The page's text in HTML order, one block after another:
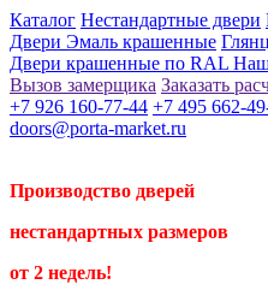
Каталог Нестандартные двери
Двери Эмаль крашенные
Двери крашенные по RAL
Вызов замерщика Заказать
+7 926 160-77-44 +7 495 662-
doors@porta-market.ru
Производство дверей
нестандартных размеров
от 2 недель!